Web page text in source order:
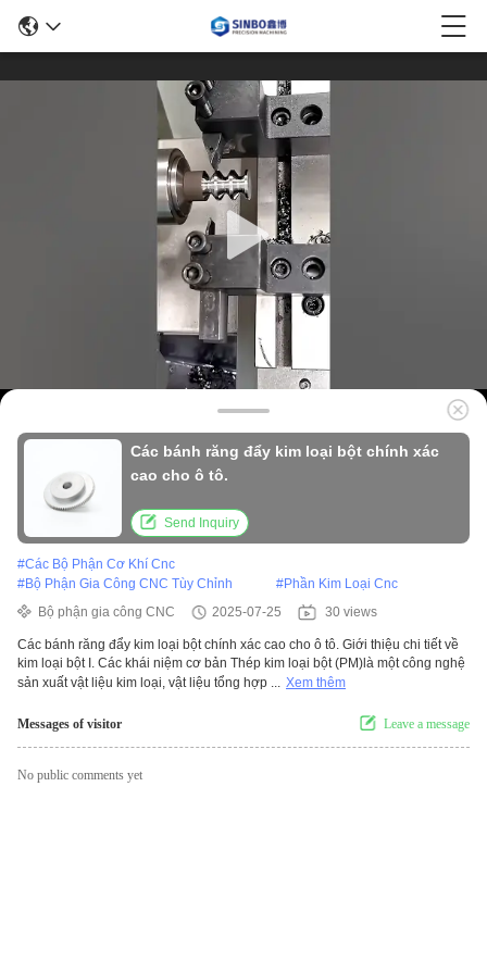
Các bánh răng đẩy kim loại bột chính xác
cao cho ô tô.
Send Inquiry
#Các Bộ Phận Cơ Khí Cnc
#Bộ Phận Gia Công CNC Tùy Chỉnh #Phần Kim Loại Cnc
Bộ phận gia công CNC
2025-07-25 30 views
Các bánh răng đẩy kim loại bột chính xác cao cho ô tô. Giới thiệu chi tiết về
kim loại bột I. Các khái niệm cơ bản Thép kim loại bột (PM)là một công nghệ
sản xuất vật liệu kim loại, vật liệu tổng hợp ... Xem thêm
Messages of visitor Leave a message
No public comments yet